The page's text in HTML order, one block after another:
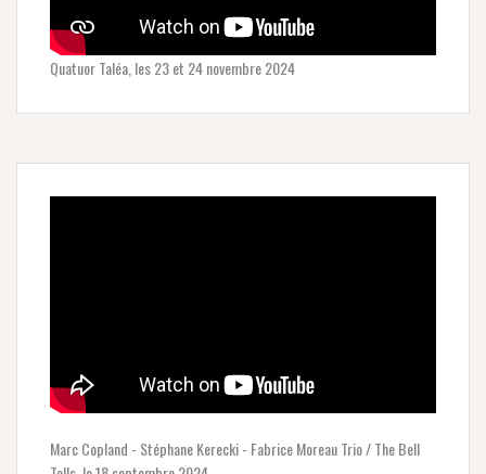
Quatuor Taléa, les 23 et 24 novembre 2024
Marc Copland - Stéphane Kerecki - Fabrice Moreau Trio / The Bell